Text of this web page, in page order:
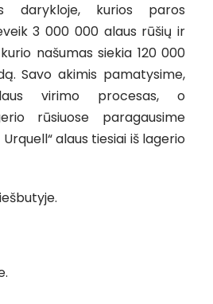
darykloje, kurios paros
3 000 000 alaus rūšių ir
našumas siekia 120 000
Savo akimis pamatysime,
virimo procesas, o
rūsiuose paragausime
alaus tiesiai iš lagerio